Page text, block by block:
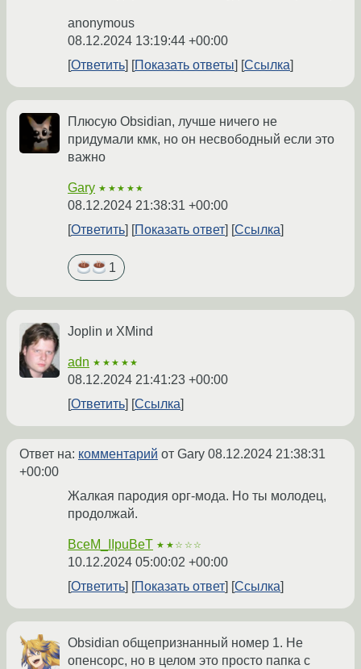
anonymous
08.12.2024 13:19:44 +00:00
Ответить
Показать ответы Ссылка
Плюсую Obsidian, лучше ничего не
придумали кмк, но он несвободный если это
важно
Gary ★★★★★
08.12.2024 21:38:31 +00:00
Ответить
Показать ответ Ссылка
1
Joplin и XMind
adn ★★★★★
08.12.2024 21:41:23 +00:00
Ответить
Ссылка
Ответ на: комментарий от Gary 08.12.2024 21:38:31
+00:00
Жалкая пародия орг-мода. Но ты молодец,
продолжай.
BceM_IIpuBeT ★★☆☆☆
10.12.2024 05:00:02 +00:00
Ответить
Показать ответ Ссылка
Obsidian общепризнанный номер 1. Не
опенсорс, но в целом это просто папка с